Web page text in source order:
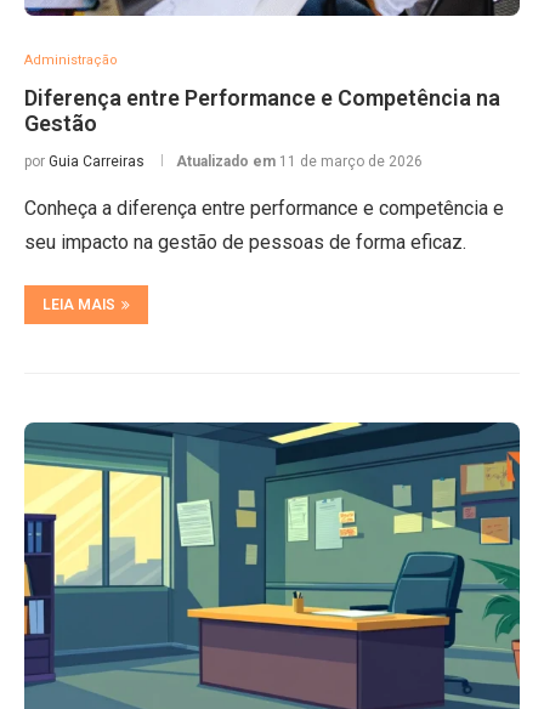
Administração
Diferença entre Performance e Competência na
Gestão
por Guia Carreiras Atualizado em 11 de março de 2026
Conheça a diferença entre performance e competência e
seu impacto na gestão de pessoas de forma eficaz.
LEIA MAIS